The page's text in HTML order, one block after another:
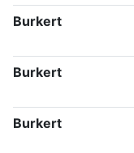
Burkert
Burkert
Burkert